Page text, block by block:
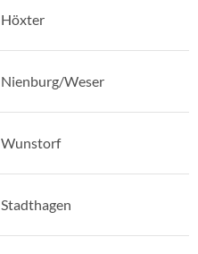
Höxter
Nienburg/Weser
Wunstorf
Stadthagen